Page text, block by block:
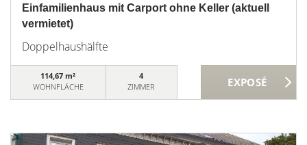
Einfamilienhaus mit Carport ohne Keller (aktuell
vermietet)
Doppelhaushälfte
114,67 m²
WOHNFLÄCHE
4
ZIMMER